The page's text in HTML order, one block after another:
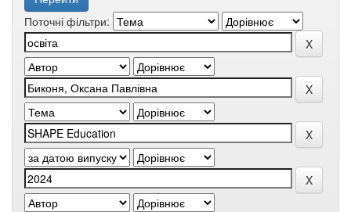
Поточні фільтри: